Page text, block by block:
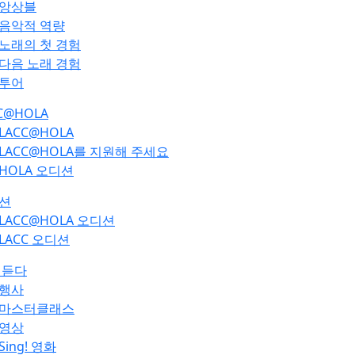
앙상블
음악적 역량
노래의 첫 경험
다음 노래 경험
투어
LACC@HOLA
LACC@HOLA를 지원해 주세요
HOLA 오디션
LACC@HOLA 오디션
LACC 오디션
다
행사
마스터클래스
영상
영화